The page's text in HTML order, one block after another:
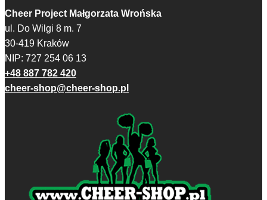
Cheer Project Małgorzata Wrońska
ul. Do Wilgi 8 m. 7
30-419 Kraków
NIP: 727 254 06 13
+48 887 782 420
cheer-shop@cheer-shop.pl